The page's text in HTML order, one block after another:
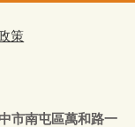
策
市南屯區萬和路一